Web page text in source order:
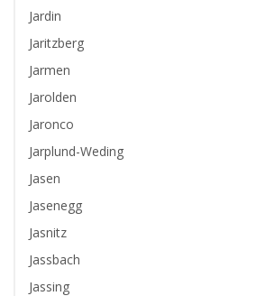
Jardin
Jaritzberg
Jarmen
Jarolden
Jaronco
Jarplund-Weding
Jasen
Jasenegg
Jasnitz
Jassbach
Jassing